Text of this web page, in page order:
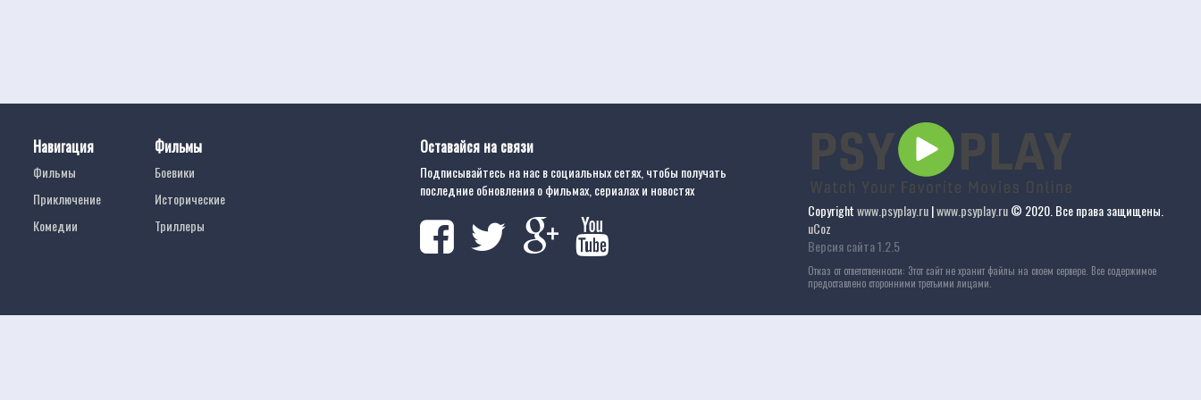
Навигация
Фильмы
Приключение
Комедии
Фильмы
Боевики
Исторические
Триллеры
Оставайся на связи
Подписывайтесь на нас в социальных сетях, чтобы получать
последние обновления о фильмах, сериалах и новостях
Copyrightwww.psyplay.ru|www.psyplay.ru© 2020. Все права защищены.
uCoz
Версия сайта 1.2.5
Отказ от ответственности: Этот сайт не хранит файлы на своем сервере. Все содержимое
предоставлено сторонними третьими лицами.